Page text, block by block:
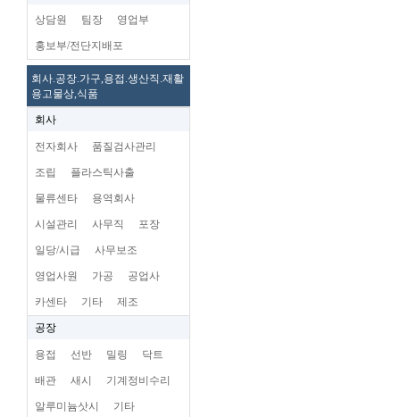
상담원 팀장 영업부
홍보부/전단지배포
회사.공장.가구,용접.생산직.재활
용고물상,식품
회사
전자회사 품질검사관리
조립 플라스틱사출
물류센타 용역회사
시설관리 사무직 포장
일당/시급 사무보조
영업사원 가공 공업사
카센타 기타 제조
공장
용접 선반 밀링 닥트
배관 새시 기계정비수리
알루미늄삿시 기타